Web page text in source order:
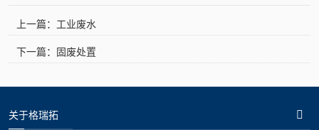
上一篇：工业废水
下一篇：固废处置
关于格瑞拓